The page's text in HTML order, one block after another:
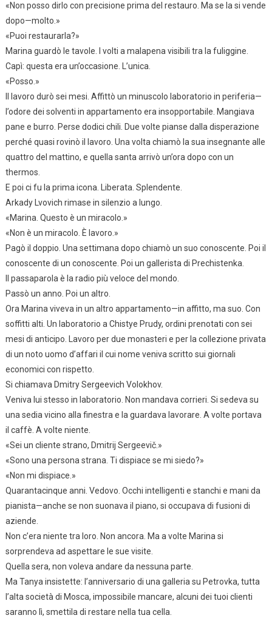
«Non posso dirlo con precisione prima del restauro. Ma se la si vende
dopo—molto.»
«Puoi restaurarla?»
Marina guardò le tavole. I volti a malapena visibili tra la fuliggine.
Capì: questa era un’occasione. L’unica.
«Posso.»
Il lavoro durò sei mesi. Affittò un minuscolo laboratorio in periferia—
l’odore dei solventi in appartamento era insopportabile. Mangiava
pane e burro. Perse dodici chili. Due volte pianse dalla disperazione
perché quasi rovinò il lavoro. Una volta chiamò la sua insegnante alle
quattro del mattino, e quella santa arrivò un’ora dopo con un
thermos.
E poi ci fu la prima icona. Liberata. Splendente.
Arkady Lvovich rimase in silenzio a lungo.
«Marina. Questo è un miracolo.»
«Non è un miracolo. È lavoro.»
Pagò il doppio. Una settimana dopo chiamò un suo conoscente. Poi il
conoscente di un conoscente. Poi un gallerista di Prechistenka.
Il passaparola è la radio più veloce del mondo.
Passò un anno. Poi un altro.
Ora Marina viveva in un altro appartamento—in affitto, ma suo. Con
soffitti alti. Un laboratorio a Chistye Prudy, ordini prenotati con sei
mesi di anticipo. Lavoro per due monasteri e per la collezione privata
di un noto uomo d’affari il cui nome veniva scritto sui giornali
economici con rispetto.
Si chiamava Dmitry Sergeevich Volokhov.
Veniva lui stesso in laboratorio. Non mandava corrieri. Si sedeva su
una sedia vicino alla finestra e la guardava lavorare. A volte portava
il caffè. A volte niente.
«Sei un cliente strano, Dmitrij Sergeevič.»
«Sono una persona strana. Ti dispiace se mi siedo?»
«Non mi dispiace.»
Quarantacinque anni. Vedovo. Occhi intelligenti e stanchi e mani da
pianista—anche se non suonava il piano, si occupava di fusioni di
aziende.
Non c’era niente tra loro. Non ancora. Ma a volte Marina si
sorprendeva ad aspettare le sue visite.
Quella sera, non voleva andare da nessuna parte.
Ma Tanya insistette: l’anniversario di una galleria su Petrovka, tutta
l’alta società di Mosca, impossibile mancare, alcuni dei tuoi clienti
saranno lì, smettila di restare nella tua cella.